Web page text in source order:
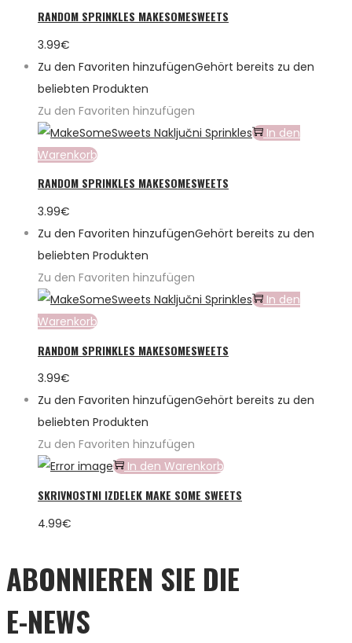
RANDOM SPRINKLES MAKESOMESWEETS
3.99€
Zu den Favoriten hinzufügenGehört bereits zu den
beliebten Produkten
Zu den Favoriten hinzufügen
In den
Warenkorb
RANDOM SPRINKLES MAKESOMESWEETS
3.99€
Zu den Favoriten hinzufügenGehört bereits zu den
beliebten Produkten
Zu den Favoriten hinzufügen
In den
Warenkorb
RANDOM SPRINKLES MAKESOMESWEETS
3.99€
Zu den Favoriten hinzufügenGehört bereits zu den
beliebten Produkten
Zu den Favoriten hinzufügen
In den Warenkorb
SKRIVNOSTNI IZDELEK MAKE SOME SWEETS
4.99€
ABONNIEREN SIE DIE
E-NEWS